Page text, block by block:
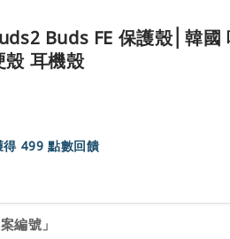
Buds FE 保護殼│韓國
殼 耳機殼
得 499 點數回饋